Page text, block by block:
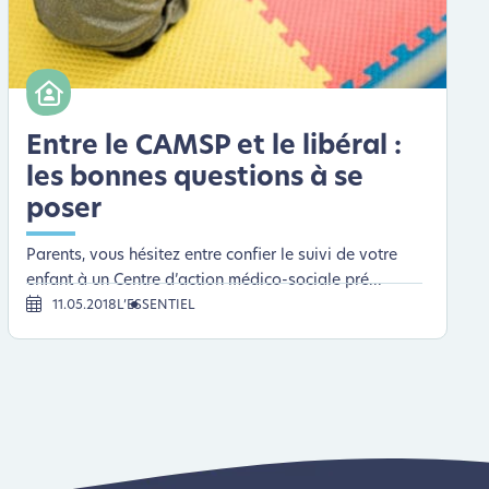
Entre le CAMSP et le libéral :
les bonnes questions à se
poser
Parents, vous hésitez entre confier le suivi de votre
enfant à un Centre d’action médico-sociale pré...
11.05.2018 L’ESSENTIEL